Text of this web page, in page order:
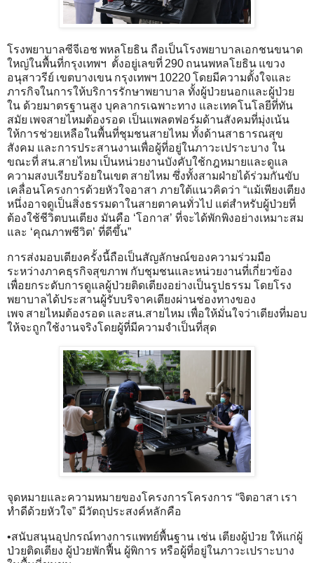
โรงพยาบาลซีจีเอช พหลโยธิน ถือเป็นโรงพยาบาลเอกชนขนาด
ใหญ่ในพื้นที่กรุงเทพฯ ตั้งอยู่เลขที่ 290 ถนนพหลโยธิน แขวง
อนุสาวรีย์ เขตบางเขน กรุงเทพฯ 10220 โดยมีความตั้งใจและ
ภารกิจในการให้บริการรักษาพยาบาล ทั้งผู้ป่วยนอกและผู้ป่วย
ใน ด้วยมาตรฐานสูง บุคลากรเฉพาะทาง และเทคโนโลยีที่ทัน
สมัย เพจสายไหมต้องรอด เป็นแพลตฟอร์มด้านสังคมที่มุ่งเน้น
ให้การช่วยเหลือในพื้นที่ชุมชนสายไหม ทั้งด้านสาธารณสุข
สังคม และการประสานงานเพื่อผู้ที่อยู่ในภาวะเปราะบาง ใน
ขณะที่ สน.สายไหม เป็นหน่วยงานบังคับใช้กฎหมายและดูแล
ความสงบเรียบร้อยในเขต สายไหม ซึ่งทั้งสามฝ่ายได้ร่วมกันขับ
เคลื่อนโครงการด้วยหัวใจอาสา ภายใต้แนวคิดว่า “แม้เพียงเตียง
หนึ่งอาจดูเป็นสิ่งธรรมดาในสายตาคนทั่วไป แต่สำหรับผู้ป่วยที่
ต้องใช้ชีวิตบนเตียง มันคือ ‘โอกาส’ ที่จะได้พักพิงอย่างเหมาะสม
และ ‘คุณภาพชีวิต’ ที่ดีขึ้น”
การส่งมอบเตียงครั้งนี้ถือเป็นสัญลักษณ์ของความร่วมมือ
ระหว่างภาคธุรกิจสุขภาพ กับชุมชนและหน่วยงานที่เกี่ยวข้อง
เพื่อยกระดับการดูแลผู้ป่วยติดเตียงอย่างเป็นรูปธรรม โดยโรง
พยาบาลได้ประสานผู้รับบริจาคเตียงผ่านช่องทางของ
เพจ สายไหมต้องรอด และสน.สายไหม เพื่อให้มั่นใจว่าเตียงที่มอบ
ให้จะถูกใช้งานจริงโดยผู้ที่มีความจำเป็นที่สุด
จุดหมายและความหมายของโครงการโครงการ “จิตอาสา เรา
ทำดีด้วยหัวใจ” มีวัตถุประสงค์หลักคือ
•สนับสนุนอุปกรณ์ทางการแพทย์พื้นฐาน เช่น เตียงผู้ป่วย ให้แก่ผู้
ป่วยติดเตียง ผู้ป่วยพักฟื้น ผู้พิการ หรือผู้ที่อยู่ในภาวะเปราะบาง